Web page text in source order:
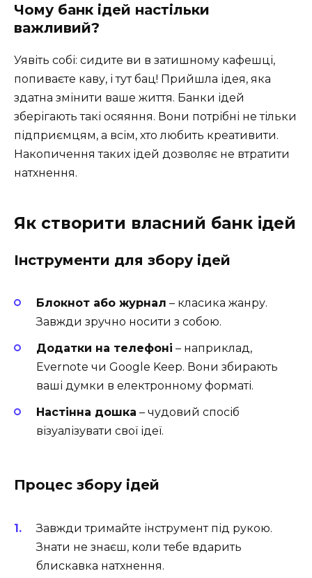
Чому банк ідей настільки
важливий?
Уявіть собі: сидите ви в затишному кафешці,
попиваєте каву, і тут бац! Прийшла ідея, яка
здатна змінити ваше життя. Банки ідей
зберігають такі осяяння. Вони потрібні не тільки
підприємцям, а всім, хто любить креативити.
Накопичення таких ідей дозволяє не втратити
натхнення.
Як створити власний банк ідей
Інструменти для збору ідей
Блокнот або журнал – класика жанру.
Завжди зручно носити з собою.
Додатки на телефоні – наприклад,
Evernote чи Google Keep. Вони збирають
ваші думки в електронному форматі.
Настінна дошка – чудовий спосіб
візуалізувати свої ідеї.
Процес збору ідей
Завжди тримайте інструмент під рукою.
Знати не знаєш, коли тебе вдарить
блискавка натхнення.